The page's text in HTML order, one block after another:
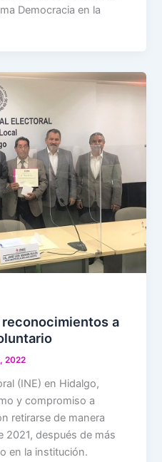
Democracia en la
a
2022
(INE) en Hidalgo,
y compromiso a
retirarse de manera
2021, después de más
en la institución.